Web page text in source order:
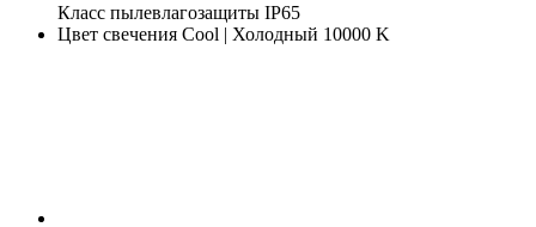
Класс пылевлагозащиты IP65
Цвет свечения Cool | Холодный 10000 K